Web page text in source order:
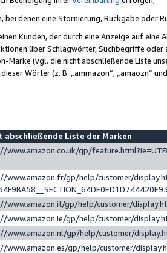
bei denen eine Stornierung, Rückgabe oder
Kunden, der durch eine Anzeige auf
über Schlagwörter, Suchbegriffe
Marke (vgl. die nicht abschließende Liste
Wörter (z. B. „ammazon“, „amaozn“
abschließende Liste der Marken
www.amazon.co.uk/gp/
www.amazon.fr/gp/help/customer/
www.amazon.it/gp/help/customer/
www.amazon.ie/gp/help/customer/
www.amazon.nl/gp/help/customer/
www.amazon.es/gp/help/customer/